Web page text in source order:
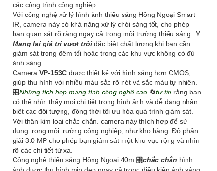
các công trình công nghiệp.
Với công nghệ xử lý hình ảnh thiếu sáng Hồng Ngoại Smart
IR, camera này có khả năng xử lý chói sáng tốt, cho phép
bạn quan sát rõ ràng ngay cả trong môi trường thiếu sáng. ️🏅
Mang lại giá trị vượt trội đặc biệt chất lượng khi bạn cần
giám sát trong đêm tối hoặc trong các khu vực không có đủ
ánh sáng.
Camera VP-153C được thiết kế với hình sáng hơn CMOS,
giúp thu hình với nhiều màu sắc rõ nét và sắc màu tự nhiên.
🎛Những tích hợp mang tính công nghệ cao 🔄tự tin rằng bạn
có thể nhìn thấy mọi chi tiết trong hình ảnh và dễ dàng nhận
biết các đối tượng, đồng thời tối ưu hóa quá trình giám sát.
Với thân kim loại chắc chắn, camera này thích hợp để sử
dụng trong môi trường công nghiệp, như kho hàng. Độ phân
giải 3.0 MP cho phép bạn giám sát một khu vực rộng và nhìn
rõ các chi tiết từ xa.
Công nghệ thiếu sáng Hồng Ngoại 40m 🎛chắc chắn hình
ảnh được thu hình mịn đẹp ngay cả trong điều kiện ánh sáng